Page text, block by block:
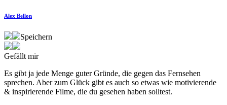
Alex Bellon
Speichern
Gefällt mir
Es gibt ja jede Menge guter Gründe, die gegen das Fernsehen
sprechen. Aber zum Glück gibt es auch so etwas wie motivierende
& inspirierende Filme, die du gesehen haben solltest.